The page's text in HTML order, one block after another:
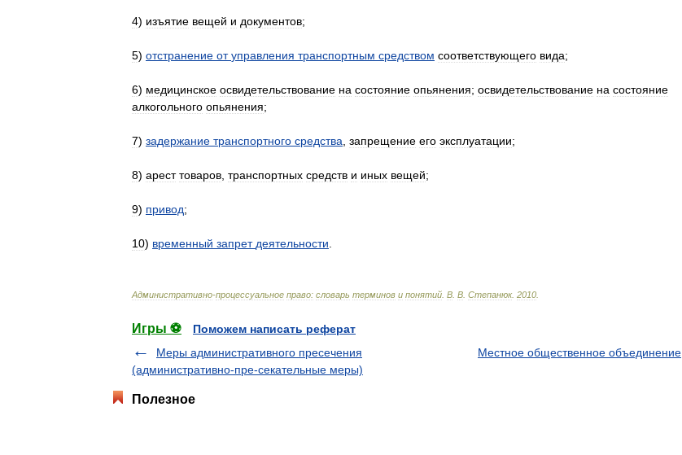
4) изъятие вещей и документов;
5) отстранение от управления транспортным средством соответствующего вида;
6) медицинское освидетельствование на состояние опьянения; освидетельствование на состояние
алкогольного опьянения;
7) задержание транспортного средства запрещение его эксплуатации;
8) арест товаров транспортных средств и иных вещей;
9) привод;
10) временный запрет деятельности
Административно-процессуальное право: словарь терминов и понятий В В Степанюк. 2010
Игры ⚽
Поможем написать реферат
Меры административного пресечения
(административно-пре-секательные меры)
Местное общественное объединение
Полезное